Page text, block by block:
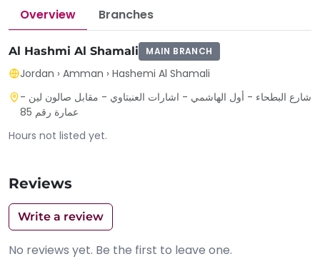
Overview Branches
Al Hashmi Al Shamali MAIN BRANCH
Jordan › Amman › Hashemi Al Shamali
شارع البطحاء - أول الهاشمي - اشارات العنبتاوي - مقابل صالون لين -
عمارة رقم 85
Hours not listed yet.
Reviews
Write a review
No reviews yet. Be the first to leave one.